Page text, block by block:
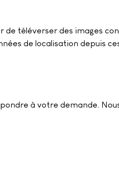
de téléverser des images
de localisation depuis
à votre demande.